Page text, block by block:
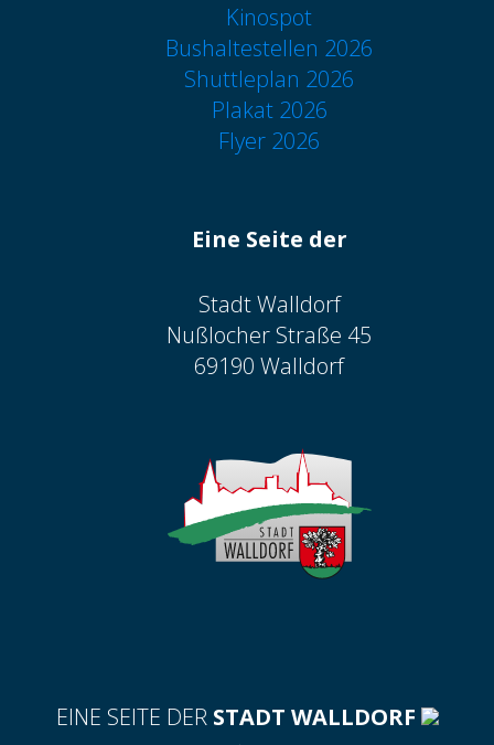
Kinospot
Bushaltestellen 2026
Shuttleplan 2026
Plakat 2026
Flyer 2026
Eine Seite der
Stadt Walldorf
Nußlocher Straße 45
69190 Walldorf
EINE SEITE DER STADT WALLDORF